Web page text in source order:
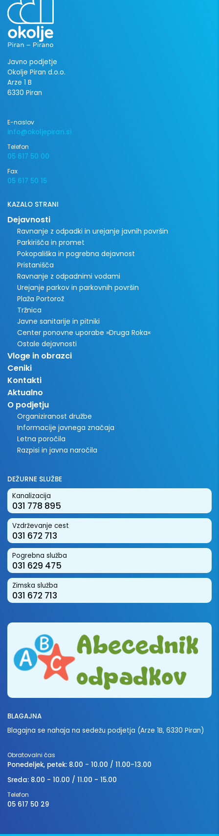
Javno podjetje
Okolje Piran d.o.o.
Arze 1 B
6330 Piran
E-naslov
info@okoljepiran.si
Telefon
05 617 50 00
Fax
05 617 50 15
KAZALO STRANI
Dejavnosti
Ravnanje z odpadki in urejanje javnih površin
Parkirišča in promet
Pokopališka in pogrebna dejavnost
Pristanišča
Ravnanje z odpadnimi vodami
Urejanje parkov in parkovnih površin
Plaža Portorož
Tržnica
Javne sanitarije in pitniki
Center ponovne uporabe »Druga Roka«
Ostale dejavnosti
Vloge in obrazci
Ceniki
Kontakti
Aktualno
O podjetju
Organiziranost družbe
Informacije javnega značaja
Letna poročila
Razpisi in javna naročila
DEŽURNE SLUŽBE
Kanalizacija
031 778 895
Vzdrževanje cest
031 672 713
Pogrebna služba
031 629 475
Zimska služba
031 672 713
BLAGAJNA
Blagajna se nahaja na sedežu podjetja (Arze 1B, 6330 Piran)
Obratovalni čas
Ponedeljek, petek: 8.00 - 10.00 / 11.00-13.00
Sreda: 8.00 - 10.00 / 11.00 - 15.00
Telefon
05 617 50 29